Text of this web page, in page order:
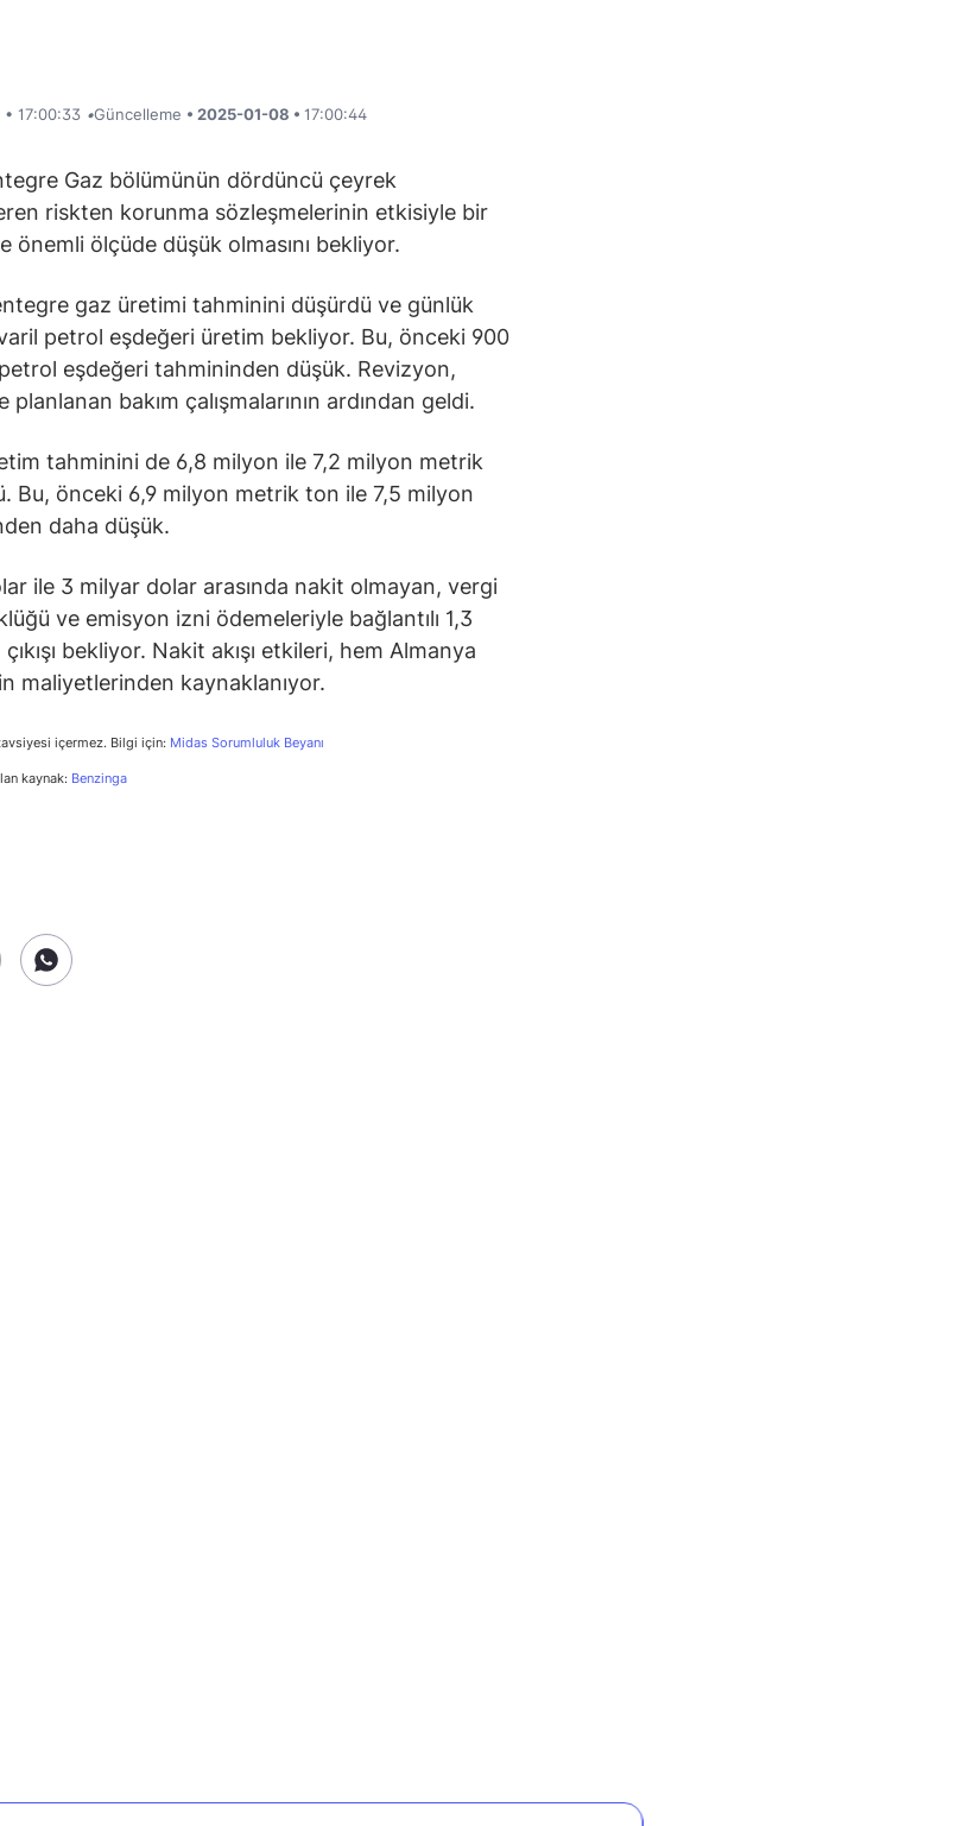
• 17:00:33 •Güncelleme • 2025-01-08 • 17:00:44
Gaz bölümünün dördüncü çeyrek
riskten korunma sözleşmelerinin etkisiyle bir
önemli ölçüde düşük olmasını bekliyor.
gaz üretimi tahminini düşürdü ve günlük
petrol eşdeğeri üretim bekliyor. Bu, önceki 900
eşdeğeri tahmininden düşük. Revizyon,
planlanan bakım çalışmalarının ardından geldi.
tahminini de 6,8 milyon ile 7,2 milyon metrik
Bu, önceki 6,9 milyon metrik ton ile 7,5 milyon
daha düşük.
ile 3 milyar dolar arasında nakit olmayan, vergi
ve emisyon izni ödemeleriyle bağlantılı 1,3
bekliyor. Nakit akışı etkileri, hem Almanya
maliyetlerinden kaynaklanıyor.
içermez. Bilgi için: Midas Sorumluluk Beyanı
kaynak: Benzinga